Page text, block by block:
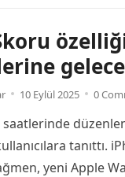
oyuncumuz
transferi
Read more
10 Eylül 2025 0
saatlerinde
tanıttı.
yeni Apple